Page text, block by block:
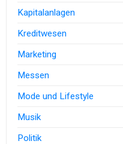
Kapitalanlagen
Kreditwesen
Marketing
Messen
Mode und Lifestyle
Musik
Politik